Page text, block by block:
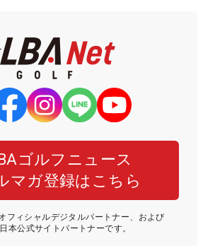
ゴルフニュース
マガ登録はこちら
フィシャルデジタルパートナー、および
本公式サイトパートナーです。